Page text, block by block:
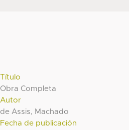
Título
Obra Completa
Autor
de Assis, Machado
Fecha de publicación